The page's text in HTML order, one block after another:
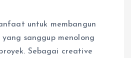
untuk membangun
sanggup menolong
Sebagai creative